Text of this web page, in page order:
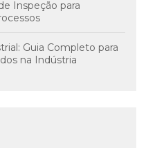
Inspeção para
Guia Completo para
na Indústria